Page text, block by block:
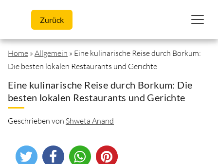
Zurück
Home » Allgemein » Eine kulinarische Reise durch Borkum:
Die besten lokalen Restaurants und Gerichte
Eine kulinarische Reise durch Borkum: Die
besten lokalen Restaurants und Gerichte
Geschrieben von Shweta Anand